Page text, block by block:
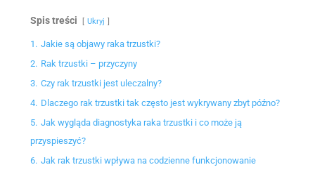
Spis treści Ukryj
1. Jakie są objawy raka trzustki?
2. Rak trzustki – przyczyny
3. Czy rak trzustki jest uleczalny?
4. Dlaczego rak trzustki tak często jest wykrywany zbyt późno?
5. Jak wygląda diagnostyka raka trzustki i co może ją
przyspieszyć?
6. Jak rak trzustki wpływa na codzienne funkcjonowanie